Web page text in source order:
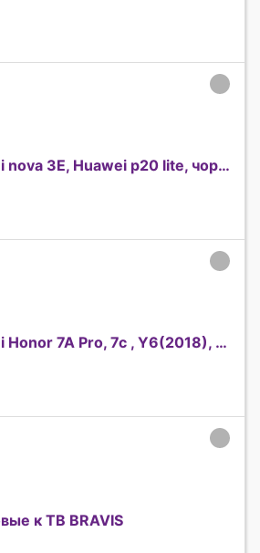
3E, Huawei p20 lite, чорний
7A Pro, 7c , Y6(2018), Y6 Pr
к ТВ BRAVIS